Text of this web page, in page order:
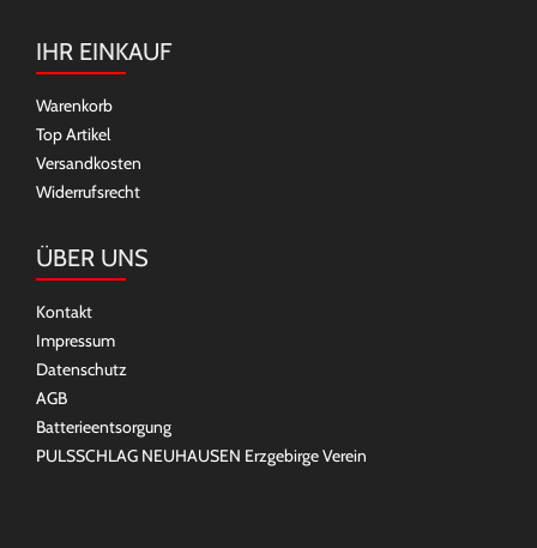
IHR EINKAUF
Warenkorb
Top Artikel
Versandkosten
Widerrufsrecht
ÜBER UNS
Kontakt
Impressum
Datenschutz
AGB
Batterieentsorgung
PULSSCHLAG NEUHAUSEN Erzgebirge Verein